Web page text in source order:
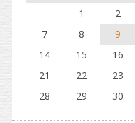
1
2
7
8 9
14
15 16
21
22 23
28
29 30